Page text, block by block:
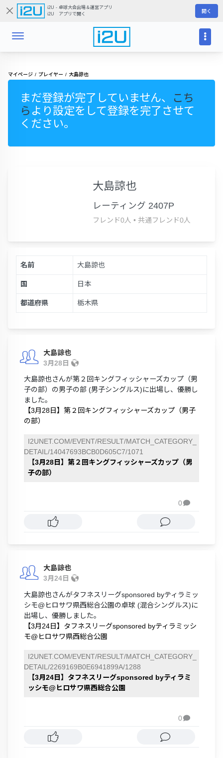
i2U - 卓球大会出場＆運営アプリ
i2U アプリで開く
開く
マイページ プレイヤー 大島諒也
まだ登録が完了していません、
こち
ら より設定をして登録を完了させて
ください。
大島諒也
レーティング 2407P
フレンド0人 • 共通フレンド0人
名前 大島諒也
国 日本
都道府県 栃木県
大島諒也
3月28日
大島諒也さんが第２回キングフィッシャーズカップ（男
子の部）の男子の部 (男子シングルス)に出場し、優勝し
ました。
【3月28日】第２回キングフィッシャーズカップ（男子
の部）
I2UNET.COM/EVENT/RESULT/MATCH_CATEGORY_
DETAIL/14047693BCB0D605C7/1071
【3月28日】第２回キングフィッシャーズカップ（男
子の部）
0
大島諒也
3月24日
大島諒也さんがタフネスリーグsponsored byティラミッ
シモ@ヒロサワ県西総合公園の卓球 (混合シングルス)に
出場し、優勝しました。
【3月24日】タフネスリーグsponsored byティラミッシ
モ@ヒロサワ県西総合公園
I2UNET.COM/EVENT/RESULT/MATCH_CATEGORY_
DETAIL/2269169B0E6941899A/1288
【3月24日】タフネスリーグsponsored byティラミ
ッシモ@ヒロサワ県西総合公園
0